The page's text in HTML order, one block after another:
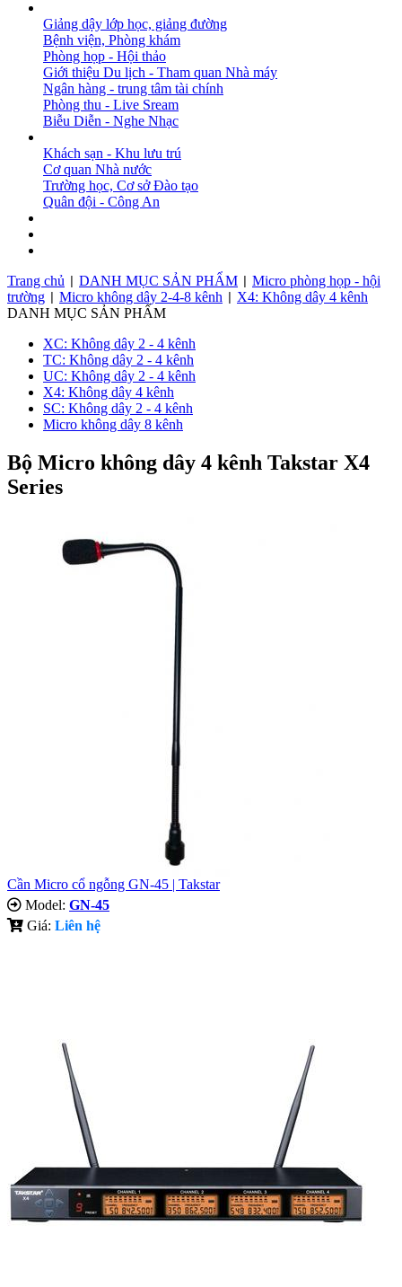
Giảng dậy lớp học, giảng đường
Bệnh viện, Phòng khám
Phòng họp - Hội thảo
Giới thiệu Du lịch - Tham quan Nhà máy
Ngân hàng - trung tâm tài chính
Phòng thu - Live Sream
Biễu Diễn - Nghe Nhạc
Khách sạn - Khu lưu trú
Cơ quan Nhà nước
Trường học, Cơ sở Đào tạo
Quân đội - Công An
Trang chủ
DANH MỤC SẢN PHẨM
Micro phòng họp - hội
trường
Micro không dây 2-4-8 kênh
X4: Không dây 4 kênh
DANH MỤC SẢN PHẨM
XC: Không dây 2 - 4 kênh
TC: Không dây 2 - 4 kênh
UC: Không dây 2 - 4 kênh
X4: Không dây 4 kênh
SC: Không dây 2 - 4 kênh
Micro không dây 8 kênh
Bộ Micro không dây 4 kênh Takstar X4
Series
Cần Micro cổ ngỗng GN-45 | Takstar
Model: GN-45
Giá: Liên hệ